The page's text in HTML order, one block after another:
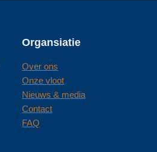
Organsiatie
Over ons
Onze vloot
Nieuws & media
Contact
FAQ